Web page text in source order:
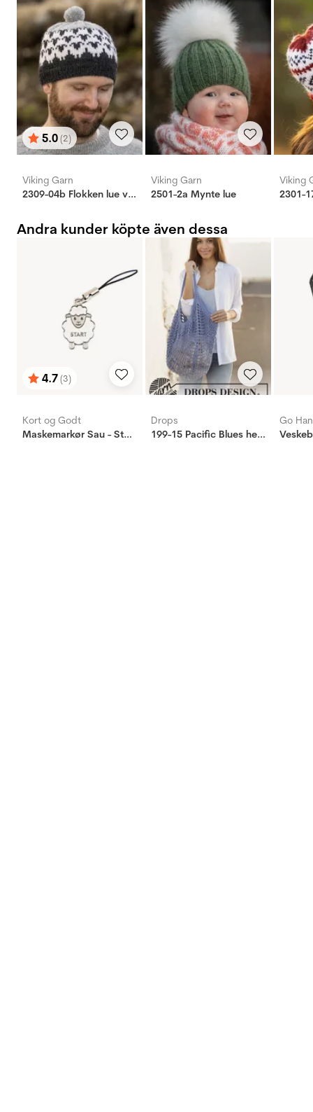
Betyg:
5.0(2)
utav 5 stjärnor
Viking Garn
2309-04b Flokken lue voksen
Viking Garn
2501-2a Mynte lue
Viking
2301-
Andra kunder köpte även dessa
Betyg:
4.7(3)
utav 5 stjärnor
Kort og Godt
Maskemarkør Sau - Start - Hvit
Drops
199-15 Pacific Blues heklet nett
Go